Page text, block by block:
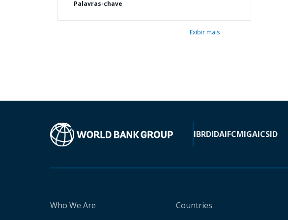
Palavras-chave
Exibir mais
IBRDIDAIFCMIGAICSID
Who We Are Countries